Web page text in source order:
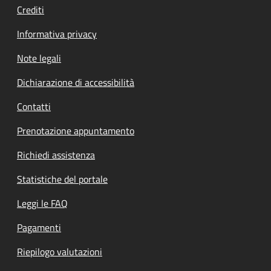
Crediti
Informativa privacy
Note legali
Dichiarazione di accessibilità
Contatti
Prenotazione appuntamento
Richiedi assistenza
Statistiche del portale
Leggi le FAQ
Pagamenti
Riepilogo valutazioni